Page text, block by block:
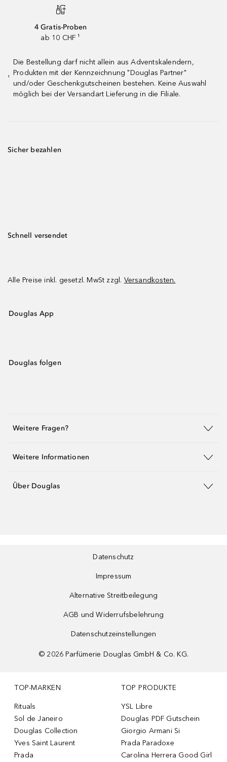
4 Gratis-Proben
ab 10 CHF ¹
¹
Die Bestellung darf nicht allein aus Adventskalendern,
Produkten mit der Kennzeichnung "Douglas Partner"
und/oder Geschenkgutscheinen bestehen. Keine Auswahl
möglich bei der Versandart Lieferung in die Filiale.
Sicher bezahlen
Schnell versendet
Alle Preise inkl. gesetzl. MwSt zzgl. Versandkosten.
Douglas App
Douglas folgen
Weitere Fragen?
Weitere Informationen
Über Douglas
Datenschutz
Impressum
Alternative Streitbeilegung
AGB und Widerrufsbelehrung
Datenschutzeinstellungen
© 2026 Parfümerie Douglas GmbH & Co. KG.
TOP-MARKEN
Rituals
Sol de Janeiro
Douglas Collection
Yves Saint Laurent
Prada
TOP PRODUKTE
YSL Libre
Douglas PDF Gutschein
Giorgio Armani Si
Prada Paradoxe
Carolina Herrera Good Girl